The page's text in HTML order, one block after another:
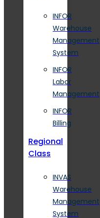
INFOR
Warehouse
Management
System
INFOR
Labor
Management
INFOR
Billing
Regional
Class
INVAS
Warehouse
Management
System